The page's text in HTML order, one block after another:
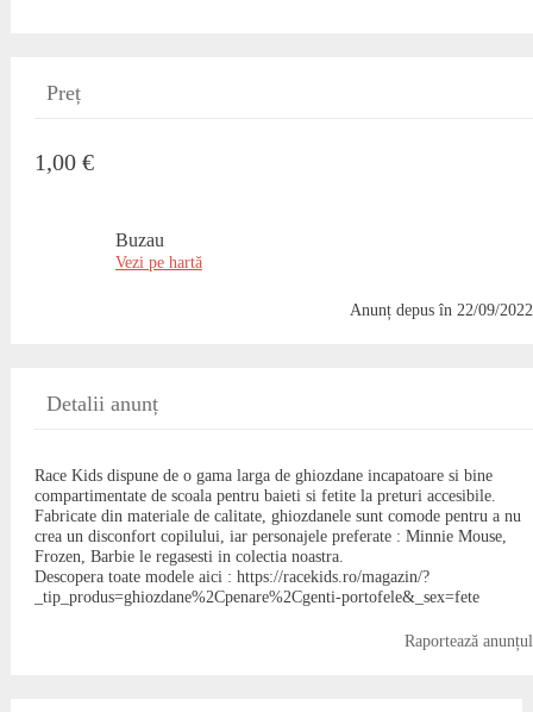
Preț
1,00 €
Buzau
Vezi pe hartă
Anunț depus în 22/09/2022
Detalii anunț
Race Kids dispune de o gama larga de ghiozdane incapatoare si bine
compartimentate de scoala pentru baieti si fetite la preturi accesibile.
Fabricate din materiale de calitate, ghiozdanele sunt comode pentru a nu
crea un disconfort copilului, iar personajele preferate : Minnie Mouse,
Frozen, Barbie le regasesti in colectia noastra.
Descopera toate modele aici : https://racekids.ro/magazin/?
_tip_produs=ghiozdane%2Cpenare%2Cgenti-portofele&_sex=fete
Raportează anunțul